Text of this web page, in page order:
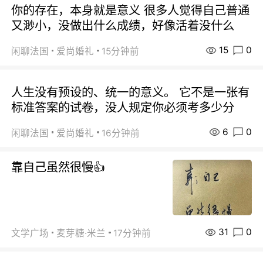
你的存在，本身就是意义 很多人觉得自己普通
又渺小，没做出什么成绩，好像活着没什么
闲聊法国 爱尚婚礼 15分钟前 15 0
人生没有预设的、统一的意义。 它不是一张有
标准答案的试卷，没人规定你必须考多少分
闲聊法国 爱尚婚礼 16分钟前 6 0
靠自己虽然很慢👍
文学广场 麦芽糖·米兰 17分钟前 31 0